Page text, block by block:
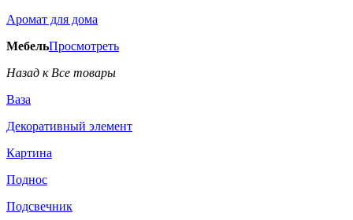
Аромат для дома
МебельПросмотреть
Назад к Все товары
Ваза
Декоративный элемент
Картина
Поднос
Подсвечник